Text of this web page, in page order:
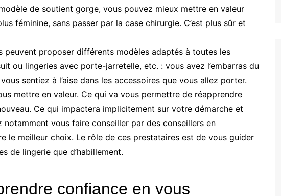
de soutient gorge, vous pouvez mieux mettre en valeur
féminine, sans passer par la case chirurgie. C’est plus sûr et
peuvent proposer différents modèles adaptés à toutes les
ou lingeries avec porte-jarretelle, etc. : vous avez l’embarras du
sentiez à l’aise dans les accessoires que vous allez porter.
mettre en valeur. Ce qui va vous permettre de réapprendre
Ce qui impactera implicitement sur votre démarche et
vous faire conseiller par des conseillers en
le meilleur choix. Le rôle de ces prestataires est de vous guider
de lingerie que d’habillement.
confiance en vous